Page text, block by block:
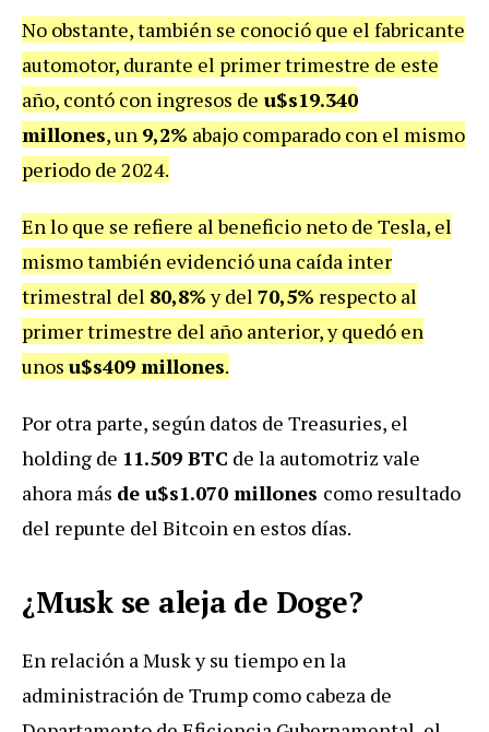
No obstante, también se conoció que el fabricante
automotor, durante el primer trimestre de este
año, contó con ingresos de u$s19.340
millones, un 9,2% abajo comparado con el mismo
periodo de 2024.
En lo que se refiere al beneficio neto de Tesla, el
mismo también evidenció una caída inter
trimestral del 80,8%y del 70,5% respecto al
primer trimestre del año anterior, y quedó en
unos u$s409 millones.
Por otra parte, según datos de Treasuries, el
holding de 11.509 BTC de la automotriz vale
ahora más de u$s1.070 millones como resultado
del repunte del Bitcoin en estos días.
¿Musk se aleja de Doge?
En relación a Musk y su tiempo en la
administración de Trump como cabeza de